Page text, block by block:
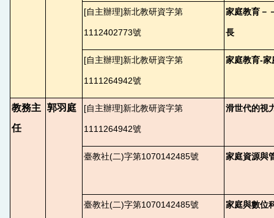
[自主辦理]新北教研資字第
1112402773號
家庭教育－
長
[自主辦理]新北教研資字第
1111264942號
家庭教育-家
教務主
任
郭羽庭 [自主辦理]新北教研資字第
1111264942號
滑世代的視
臺教社(二)字第1070142485號 家庭資源與
臺教社(二)字第1070142485號 家庭與數位